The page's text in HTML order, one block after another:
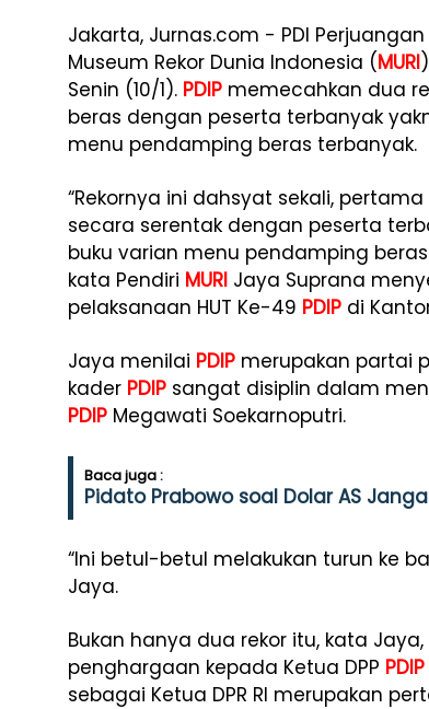
Jakarta, Jurnas.com - PDI Perjuangan
Museum Rekor Dunia Indonesia (MURI
Senin (10/1). PDIP memecahkan dua
beras dengan peserta terbanyak
menu pendamping beras terbanyak.
“Rekornya ini dahsyat sekali,
secara serentak dengan peserta
buku varian menu pendamping
kata Pendiri MURI Jaya Suprana
pelaksanaan HUT Ke-49 PDIP di
Jaya menilai PDIP merupakan partai
kader PDIP sangat disiplin dalam
PDIP Megawati Soekarnoputri.
Baca juga :
Pidato Prabowo soal Dolar AS
“Ini betul-betul melakukan turun ke
Jaya.
Bukan hanya dua rekor itu, kata
penghargaan kepada Ketua DPP PDIP
sebagai Ketua DPR RI merupakan